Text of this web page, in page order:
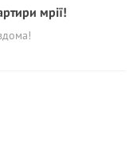
мрії!